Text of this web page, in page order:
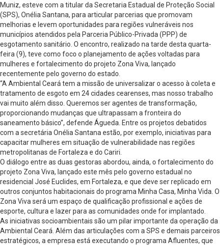
Muniz, esteve com a titular da Secretaria Estadual de Proteção Social
(SPS), Onélia Santana, para articular parcerias que promovam
melhorias e levem oportunidades para regiões vulneráveis nos
municípios atendidos pela Parceria Público-Privada (PPP) de
esgotamento sanitário. O encontro, realizado na tarde desta quarta-
feira (9), teve como foco o planejamento de ações voltadas para
mulheres e fortalecimento do projeto Zona Viva, lançado
recentemente pelo governo do estado.
“A Ambiental Ceará tem a missão de universalizar o acesso à coleta e
tratamento de esgoto em 24 cidades cearenses, mas nosso trabalho
vai muito além disso. Queremos ser agentes de transformação,
proporcionando mudanças que ultrapassam a fronteira do
saneamento básico”, defende Águeda. Entre os projetos debatidos
com a secretária Onélia Santana estão, por exemplo, iniciativas para
capacitar mulheres em situação de vulnerabilidade nas regiões
metropolitanas de Fortaleza e do Cariri.
O diálogo entre as duas gestoras abordou, ainda, o fortalecimento do
projeto Zona Viva, lançado este mês pelo governo estadual no
residencial José Euclides, em Fortaleza, e que deve ser replicado em
outros conjuntos habitacionais do programa Minha Casa, Minha Vida. O
Zona Viva será um espaço de qualificação profissional e ações de
esporte, cultura e lazer para as comunidades onde for implantado.
As iniciativas socioambientais são um pilar importante da operação da
Ambiental Ceará. Além das articulações com a SPS e demais parceiros
estratégicos, a empresa está executando o programa Afluentes, que